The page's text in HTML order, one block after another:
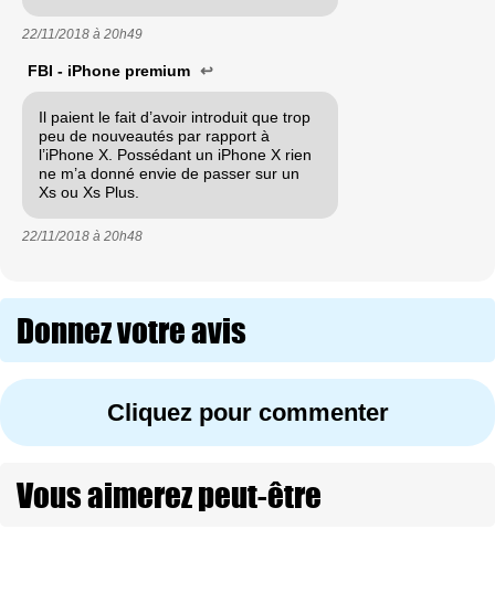
22/11/2018 à 20h49
FBI - iPhone premium ↩
Il paient le fait d’avoir introduit que trop
peu de nouveautés par rapport à
l’iPhone X. Possédant un iPhone X rien
ne m’a donné envie de passer sur un
Xs ou Xs Plus.
22/11/2018 à 20h48
Donnez votre avis
Cliquez pour commenter
Vous aimerez peut-être